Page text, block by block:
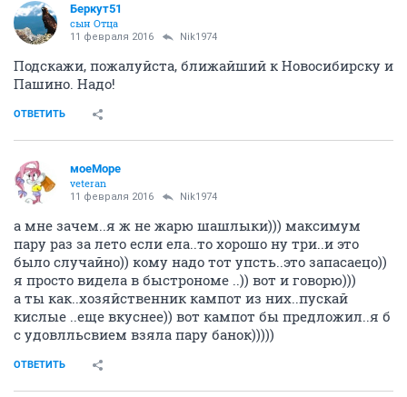
Беркут51
сын Отца
11 февраля 2016 Nik1974
Подскажи, пожалуйста, ближайший к Новосибирску и
Пашино. Надо!
ОТВЕТИТЬ
моеМоре
veteran
11 февраля 2016 Nik1974
а мне зачем..я ж не жарю шашлыки))) максимум
пару раз за лето если ела..то хорошо ну три..и это
было случайно)) кому надо тот упсть..это запасаецо))
я просто видела в быстрономе ..)) вот и говорю)))
а ты как..хозяйственник кампот из них..пускай
кислые ..еще вкуснее)) вот кампот бы предложил..я б
с удовлльсвием взяла пару банок)))))
ОТВЕТИТЬ